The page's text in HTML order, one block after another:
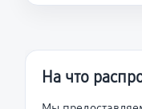
На что